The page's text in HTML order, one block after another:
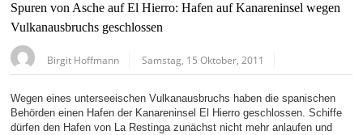
Spuren von Asche auf El Hierro: Hafen auf Kanareninsel wegen
Vulkanausbruchs geschlossen
Birgit Hoffmann Samstag, 15 Oktober, 2011
Wegen eines unterseeischen Vulkanausbruchs haben die spanischen
Behörden einen Hafen der Kanareninsel El Hierro geschlossen. Schiffe
dürfen den Hafen von La Restinga zunächst nicht mehr anlaufen und